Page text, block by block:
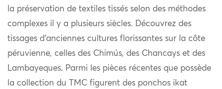
la préservation de textiles tissés selon des méthodes
complexes il y a plusieurs siècles. Découvrez des
tissages d’anciennes cultures florissantes sur la côte
péruvienne, celles des Chimús, des Chancays et des
Lambayeques. Parmi les pièces récentes que possède
la collection du TMC figurent des ponchos ikat